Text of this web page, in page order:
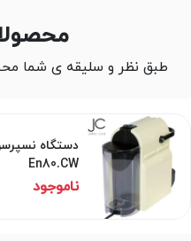
طبق نظر و سلیقه ی شما
En80.CW
ناموجود